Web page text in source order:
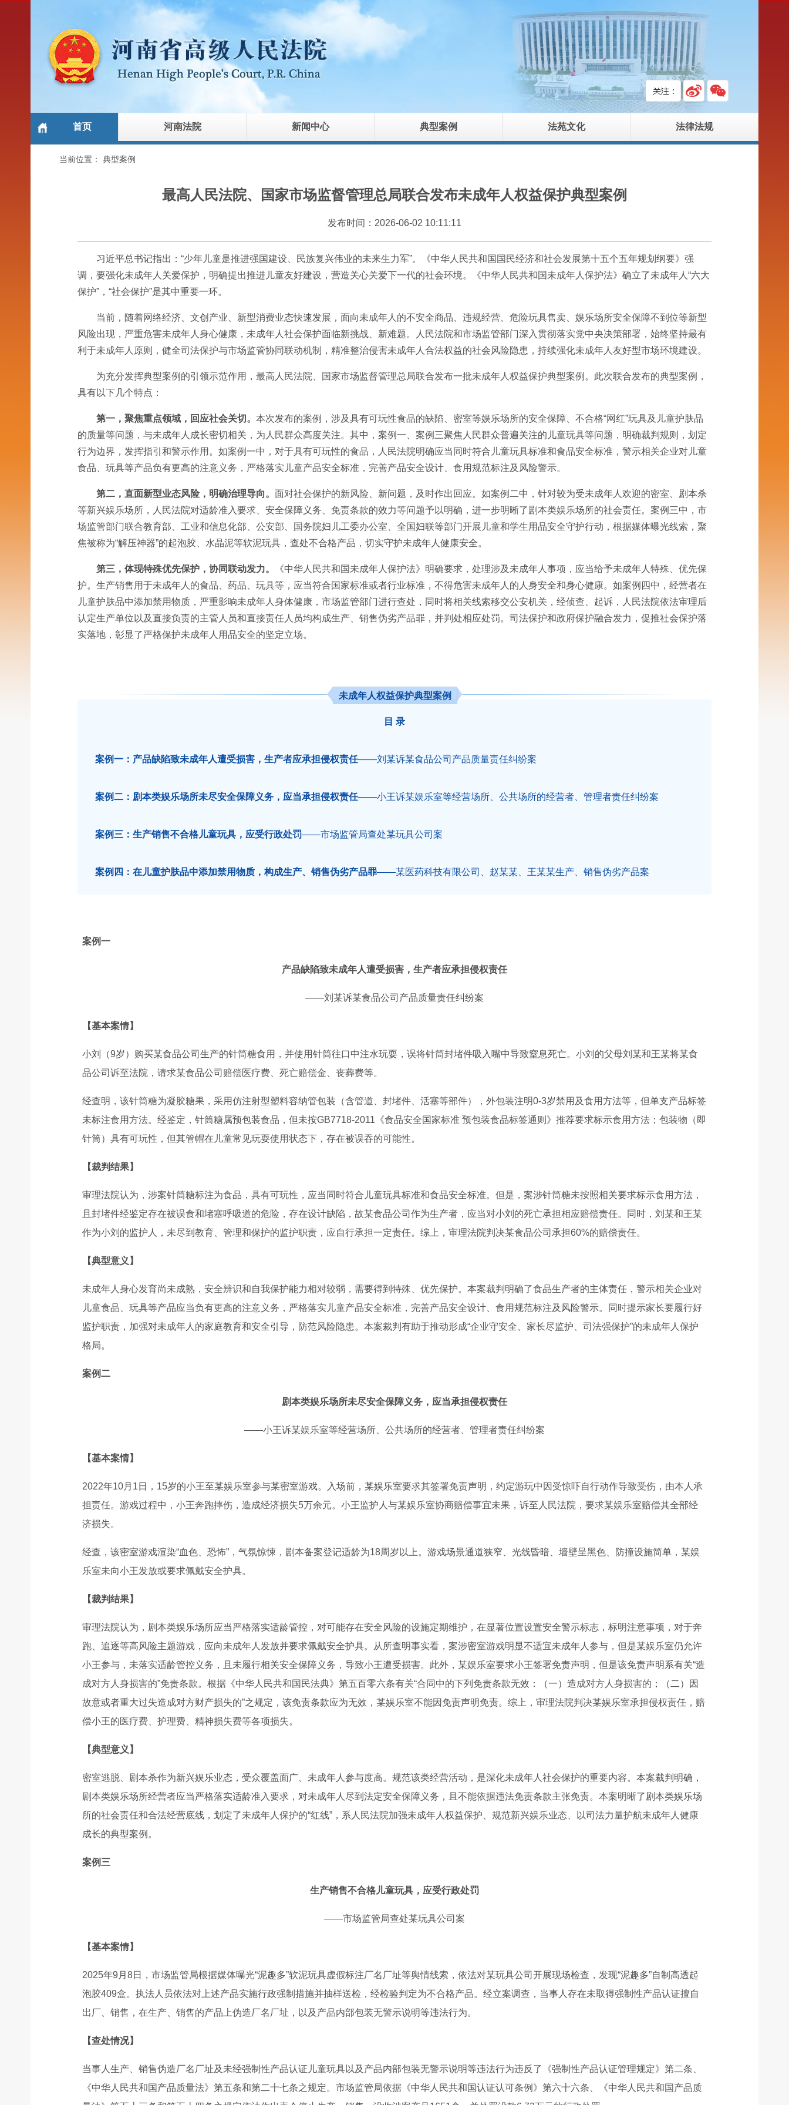
首页 河南法院 新闻中心 典型案例 法苑文化 法律法规
当前位置： 典型案例
最高人民法院、国家市场监督管理总局联合发布未成年人权益保护典型案例
发布时间：2026-06-02 10:11:11
习近平总书记指出：“少年儿童是推进强国建设、民族复兴伟业的未来生力军”。《中华人民共和国国民经济和社会发展第十五个五年规划纲要》强
调，要强化未成年人关爱保护，明确提出推进儿童友好建设，营造关心关爱下一代的社会环境。《中华人民共和国 未成年人保护法》确立了未成年人“六大
保护”，“社会保护”是其中重要一环。
当前，随着网络经济、文创产业、新型消费业态快速发展，面向未成年人的不安全商品、违规经营、危险玩具售卖、娱乐场所安全保障不到位等新型
风险出现，严重危害未成年人身心健康，未成年人社会保护面临新挑战、新难题。人民法院和市场监管部门深入贯彻落实党中央决策部署，始终坚持最有
利于未成年人原则，健全司法保护与市场监管协同联动机制，精准整治侵害未成年人合法权益的社会风险隐患，持续强化未成年人友好型市场环境建设。
为充分发挥典型案例的引领示范作用，最高人民法院、国家市场监督管理总局联合发布一批未成年人权益保护典型案例。此次联合发布的典型案例，
具有以下几个特点：
第一，聚焦重点领域，回应社会关切。 本次发布的案例，涉及具有可玩性食品的缺陷、密室等娱乐场所的安全保障、不合格“网红”玩具及儿童护肤品
的质量等问题，与未成年人成长密切相关，为人民群众高度关注。其中，案例一、案例三聚焦人民群众普遍关注的儿童玩具等问题，明确裁判规则，划定
行为边界，发挥指引和警示作用。如案例一中，对于具有可玩性的食品，人民法院明确应当同时符合儿童玩具标准和食品安全标准，警示相关企业对儿童
食品、玩具等产品负有更高的注意义务，严格落实儿童产品安全标准，完善产品安全设计、食用规范标注及风险警示。
第二，直面新型业态风险，明确治理导向。 面对社会保护的新风险、新问题，及时作出回应。如案例二中，针对较为受未成年人欢迎的密室、剧本杀
等新兴娱乐场所，人民法院对适龄准入要求、安全保障义务、免责条款的效力等问题予以明确，进一步明晰了剧本类娱乐场所的社会责任。案例三中，市
场监管部门联合教育部、工业和信息化部、公安部、国务院妇儿工委办公室、全国妇联等部门开展儿童和学生用品安全守护行动，根据媒体曝光线索，聚
焦被称为“解压神器”的起泡胶、水晶泥等软泥玩具，查处不合格产品，切实守护未成年人健康安全。
第三，体现特殊优先保护，协同联动发力。
《中华人民共和国未成年人保护法》明确要求，处理涉及未成年人事项，应当给予未成年人特殊、优先保
护。生产销售用于未成年人的食品、药品、玩具等，应当符合国家标准或者行业标准，不得危害未成年人的人身安全和身心健康。如案例四中，经营者在
儿童护肤品中添加禁用物质，严重影响未成年人身体健康，市场监管部门进行查处，同时将相关线索移交公安机关，经侦查、起诉，人民法院依法审理后
认定生产单位以及直接负责的主管人员和直接责任人员均构成生产、销售伪劣产品罪，并判处相应处罚。司法保护和政府保护融合发力，促推社会保护落
实落地，彰显了严格保护未成年人用品安全的坚定立场。
未成年人权益保护典型案例
目 录
案例一：产品缺陷致未成年人遭受损害，生产者应承担侵权责任——刘某诉某食品公司产品质量责任纠纷案
案例二：剧本类娱乐场所未尽安全保障义务，应当承担侵权责任——小王诉某娱乐室等经营场所、公共场所的经营者、管理者责任纠纷案
案例三：生产销售不合格儿童玩具，应受行政处罚——市场监管局查处某玩具公司案
案例四：在儿童护肤品中添加禁用物质，构成生产、销售伪劣产品罪——某医药科技有限公司、赵某某、王某某生产、销售伪劣产品案
案例一
产品缺陷致未成年人遭受损害，生产者应承担侵权责任
——刘某诉某食品公司产品质量责任纠纷案
【基本案情】
小刘（9岁）购买某食品公司生产的针筒糖食用，并使用针筒往口中注水玩耍，误将针筒封堵件吸入嘴中导致窒息死亡。小刘的父母刘某和王某将某食
品公司诉至法院，请求某食品公司赔偿医疗费、死亡赔偿金、丧葬费等。
经查明，该针筒糖为凝胶糖果，采用仿注射型塑料容纳管包装（含管道、封堵件、活塞等部件），外包装注明0-3岁禁用及食用方法等，但单支产品标签
未标注食用方法。经鉴定，针筒糖属预包装食品，但未按GB7718-2011《食品安全国家标准 预包装食品标签通则》推荐要求标示食用方法；包装物（即
针筒）具有可玩性，但其管帽在儿童常见玩耍使用状态下，存在被误吞的可能性。
【裁判结果】
审理法院认为，涉案针筒糖标注为食品，具有可玩性，应当同时符合儿童玩具标准和食品安全标准。但是，案涉针筒糖未按照相关要求标示食用方法，
且封堵件经鉴定存在被误食和堵塞呼吸道的危险，存在设计缺陷，故某食品公司作为生产者，应当对小刘的死亡承担相应赔偿责任。同时，刘某和王某
作为小刘的监护人，未尽到教育、管理和保护的监护职责，应自行承担一定责任。综上，审理法院判决某食品公司承担60%的赔偿责任。
【典型意义】
未成年人身心发育尚未成熟，安全辨识和自我保护能力相对较弱，需要得到特殊、优先保护。本案裁判明确了食品生产者的主体责任，警示相关企业对
儿童食品、玩具等产品应当负有更高的注意义务，严格落实儿童产品安全标准，完善产品安全设计、食用规范标注及风险警示。同时提示家长要履行好
监护职责，加强对未成年人的家庭教育和安全引导，防范风险隐患。本案裁判有助于推动形成“企业守安全、家长尽监护、司法强保护”的未成年人保护
格局。
案例二
剧本类娱乐场所未尽安全保障义务，应当承担侵权责任
——小王诉某娱乐室等经营场所、公共场所的经营者、管理者责任纠纷案
【基本案情】
2022年10月1日，15岁的小王至某娱乐室参与某密室游戏。入场前，某娱乐室要求其签署免责声明，约定游玩中因受惊吓自行动作导致受伤，由本人承
担责任。游戏过程中，小王奔跑摔伤，造成经济损失5万余元。小王监护人与某娱乐室协商赔偿事宜未果，诉至人民法院，要求某娱乐室赔偿其全部经
济损失。
经查，该密室游戏渲染“血色、恐怖”，气氛惊悚，剧本备案登记适龄为18周岁以上。游戏场景通道狭窄、光线昏暗、墙壁呈黑色、防撞设施简单，某娱
乐室未向小王发放或要求佩戴安全护具。
【裁判结果】
审理法院认为，剧本类娱乐场所应当严格落实适龄管控，对可能存在安全风险的设施定期维护，在显著位置设置安全警示标志，标明注意事项，对于奔
跑、追逐等高风险主题游戏，应向未成年人发放并要求佩戴安全护具。从所查明事实看，案涉密室游戏明显不适宜未成年人参与，但是某娱乐室仍允许
小王参与，未落实适龄管控义务，且未履行相关安全保障义务，导致小王遭受损害。此外，某娱乐室要求小王签署免责声明，但是该免责声明系有关“造
成对方人身损害的”免责条款。根据《中华人民共和国民法典》第五百零六条有关“合同中的下列免责条款无效：（一）造成对方人身损害的；（二）因
故意或者重大过失造成对方财产损失的”之规定，该免责条款应为无效，某娱乐室不能因免责声明免责。综上，审理法院判决某娱乐室承担侵权责任，赔
偿小王的医疗费、护理费、精神损失费等各项损失。
【典型意义】
密室逃脱、剧本杀作为新兴娱乐业态，受众覆盖面广、未成年人参与度高。规范该类经营活动，是深化未成年人社会保护的重要内容。本案裁判明确，
剧本类娱乐场所经营者应当严格落实适龄准入要求，对未成年人尽到法定安全保障义务，且不能依据违法免责条款主张免责。本案明晰了剧本类娱乐场
所的社会责任和合法经营底线，划定了未成年人保护的“红线”，系人民法院加强未成年人权益保护、规范新兴娱乐业态、以司法力量护航未成年人健康
成长的典型案例。
案例三
生产销售不合格儿童玩具，应受行政处罚
——市场监管局查处某玩具公司案
【基本案情】
2025年9月8日，市场监管局根据媒体曝光“泥趣多”软泥玩具虚假标注厂名厂址等舆情线索，依法对某玩具公司开展现场检查，发现“泥趣多”自制高透起
泡胶409盒。执法人员依法对上述产品实施行政强制措施并抽样送检，经检验判定为不合格产品。经立案调查，当事人存在未取得强制性产品认证擅自
出厂、销售，在生产、销售的产品上伪造厂名厂址，以及产品内部包装无警示说明等违法行为。
【查处情况】
当事人生产、销售伪造厂名厂址及未经强制性产品认证儿童玩具以及产品内部包装无警示说明等违法行为违反了《强制性产品认证管理规定》第二条、
《中华人民共和国产品质量法》第五条和第二十七条之规定。市场监管局依据《中华人民共和国认证认可条例》第六十六条、《中华人民共和国产品质